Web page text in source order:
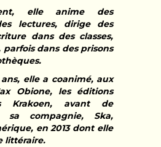
elle anime des
lectures, dirige des
dans des classes,
parfois dans des prisons
elle a coanimé, aux
Obione, les éditions
Krakoen, avant de
sa compagnie, Ska,
en 2013 dont elle
littéraire.